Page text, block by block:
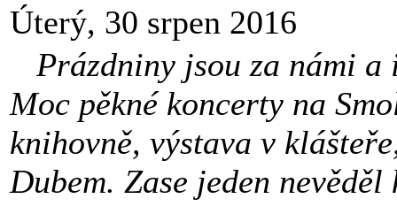
Úterý, 30 srpen 2016
Prázdniny jsou za námi
Moc pěkné koncerty na
knihovně, výstava v
Dubem. Zase jeden